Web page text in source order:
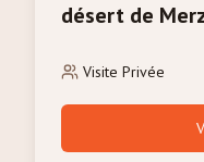
désert de
Visite Privée